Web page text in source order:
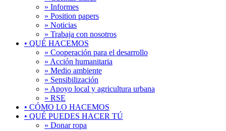
» Informes
» Position papers
» Noticias
» Trabaja con nosotros
• QUÉ HACEMOS
» Cooperación para el desarrollo
» Acción humanitaria
» Medio ambiente
» Sensibilización
» Apoyo local y agricultura urbana
» RSE
• CÓMO LO HACEMOS
• QUÉ PUEDES HACER TÚ
» Donar ropa